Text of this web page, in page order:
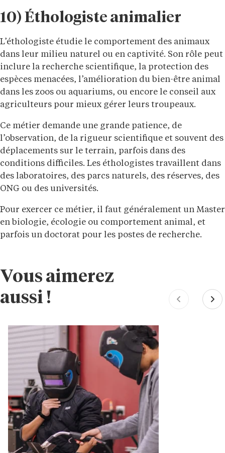
10) Éthologiste animalier
L’éthologiste étudie le comportement des animaux
dans leur milieu naturel ou en captivité. Son rôle peut
inclure la recherche scientifique, la protection des
espèces menacées, l’amélioration du bien-être animal
dans les zoos ou aquariums, ou encore le conseil aux
agriculteurs pour mieux gérer leurs troupeaux.
Ce métier demande une grande patience, de
l’observation, de la rigueur scientifique et souvent des
déplacements sur le terrain, parfois dans des
conditions difficiles. Les éthologistes travaillent dans
des laboratoires, des parcs naturels, des réserves, des
ONG ou des universités.
Pour exercer ce métier, il faut généralement un Master
en biologie, écologie ou comportement animal, et
parfois un doctorat pour les postes de recherche.
Vous aimerez
aussi !